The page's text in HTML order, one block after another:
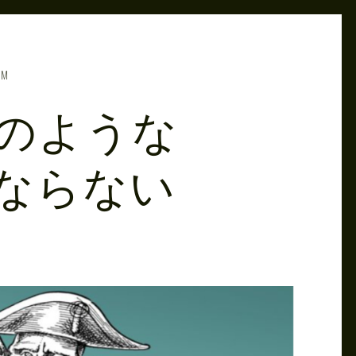
ような
らない